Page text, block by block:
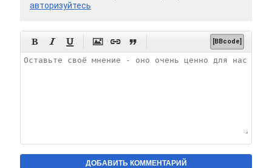
авторизуйтесь
      [BBcode]